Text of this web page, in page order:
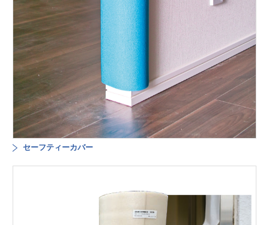
セーフティーカバー